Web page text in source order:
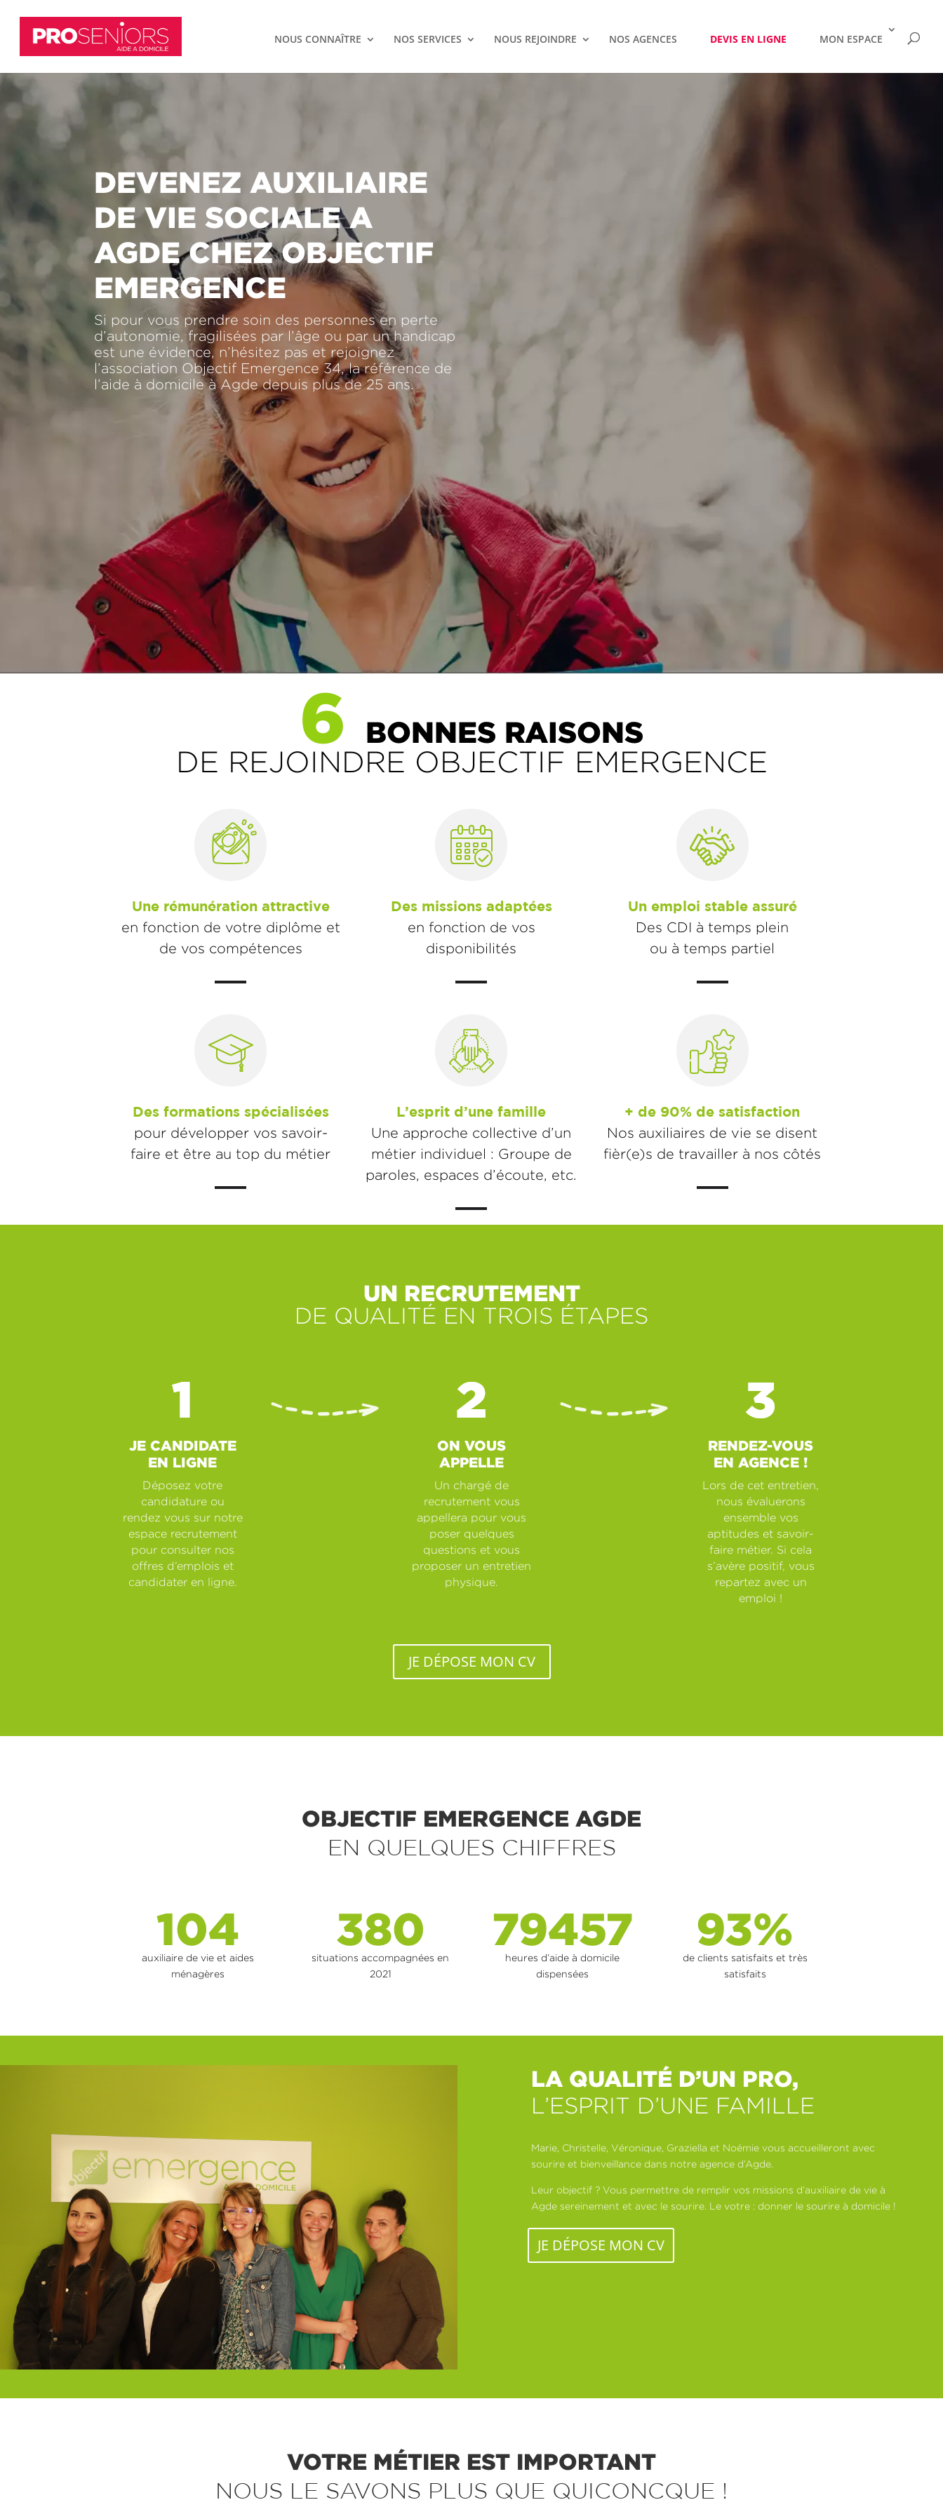
NOUS CONNAÎTRE NOS SERVICES NOUS REJOINDRE NOS AGENCES DEVIS EN LIGNE MON ESPACE
DEVENEZ AUXILIAIRE
DE VIE SOCIALE A
AGDE CHEZ OBJECTIF
EMERGENCE
Si pour vous prendre soin des personnes en perte
d’autonomie, fragilisées par l’âge ou par un handicap
est une évidence, n’hésitez pas et rejoignez
l’association Objectif Emergence 34, la référence de
l’aide à domicile à Agde depuis plus de 25 ans.
6 BONNES RAISONS
DE REJOINDRE OBJECTIF EMERGENCE
Une rémunération attractive
en fonction de votre diplôme et
de vos compétences
Des missions adaptées
en fonction de vos
disponibilités
Un emploi stable assuré
Des CDI à temps plein
ou à temps partiel
Des formations spécialisées
pour développer vos savoir-
faire et être au top du métier
L’esprit d’une famille
Une approche collective d’un
métier individuel : Groupe de
paroles, espaces d’écoute, etc.
+ de 90% de satisfaction
Nos auxiliaires de vie se disent
fièr(e)s de travailler à nos côtés
UN RECRUTEMENT
DE QUALITÉ EN TROIS ÉTAPES
JE CANDIDATE
EN LIGNE
Déposez votre
candidature ou
rendez vous sur notre
espace recrutement
pour consulter nos
offres d’emplois et
candidater en ligne.
ON VOUS
APPELLE
Un chargé de
recrutement vous
appellera pour vous
poser quelques
questions et vous
proposer un entretien
physique.
RENDEZ-VOUS
EN AGENCE !
Lors de cet entretien,
nous évaluerons
ensemble vos
aptitudes et savoir-
faire métier. Si cela
s’avère positif, vous
repartez avec un
emploi !
JE DÉPOSE MON CV
OBJECTIF EMERGENCE AGDE
EN QUELQUES CHIFFRES
104
auxiliaire de vie et aides
ménagères
380
situations accompagnées en
2021
79457
heures d’aide à domicile
dispensées
93%
de clients satisfaits et très
satisfaits
LA QUALITÉ D’UN PRO,
L’ESPRIT D’UNE FAMILLE
Marie, Christelle, Véronique, Graziella et Noémie vous accueilleront avec
sourire et bienveillance dans notre agence d’Agde.
Leur objectif ? Vous permettre de remplir vos missions d’auxiliaire de vie à
Agde sereinement et avec le sourire. Le votre : donner le sourire à domicile !
JE DÉPOSE MON CV
VOTRE MÉTIER EST IMPORTANT
NOUS LE SAVONS PLUS QUE QUICONCQUE !